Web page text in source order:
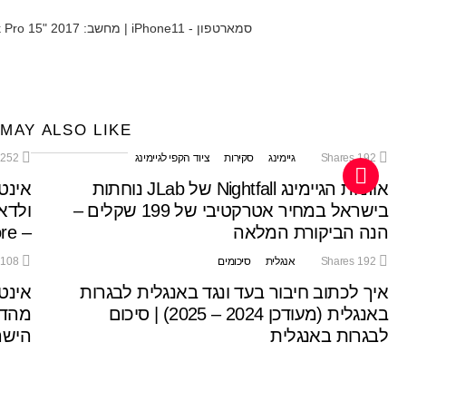
סמארטפון - iPhone11 | מחשב: MacBook Pro 15" 2017
ALSO LIKE
192
Shares גיימינג סקירות ציוד הקפי לגיימינג
אוזניות הגיימינג Nightfall של JLab נוחתות
בישראל במחיר אטרקטיבי של 199 שקלים –
הנה הביקורת המלאה
252
– Intel Ultra Core ו- Intel Xeon מהדור ה-5
192
Shares אנגלית סיכומים
איך לכתוב חיבור בעד ונגד באנגלית לבגרות
באנגלית (מעודכן 2024 – 2025) | סיכום
לבגרות באנגלית
108